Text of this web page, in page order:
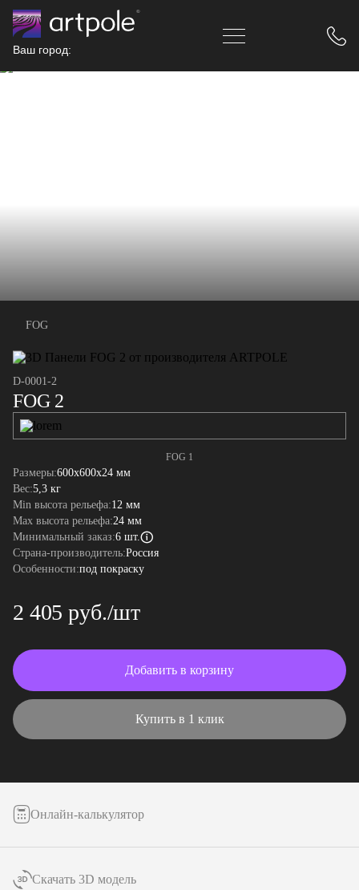
Ваш город:
FOG
D-0001-2
FOG 2
FOG 1
Размеры:600x600x24 мм
Вес:5,3 кг
Min высота рельефа:12 мм
Max высота рельефа:24 мм
Минимальный заказ:6 шт.
Страна-производитель:Россия
Особенности:под покраску
2 405 руб./шт
Добавить в корзину
Купить в 1 клик
Онлайн-калькулятор
Скачать 3D модель